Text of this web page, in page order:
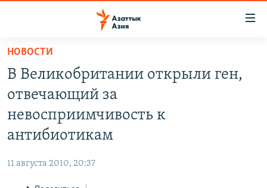
Вернуться
основному
содержанию
главной
Вернутся
ЦЕНТРАЛЬНАЯ АЗИЯ
УЗБЕКИСТАН
НА ДРУГИХ ЯЗЫКАХ
КЫРГЫЗЧА
ПОДПИШИТЕСЬ НА НАС В СОЦСЕТЯХ
НОВОСТИ
В Великобритании открыли ген,
отвечающий за
невосприимчивость к
антибиотикам
11 августа 2010, 20:37